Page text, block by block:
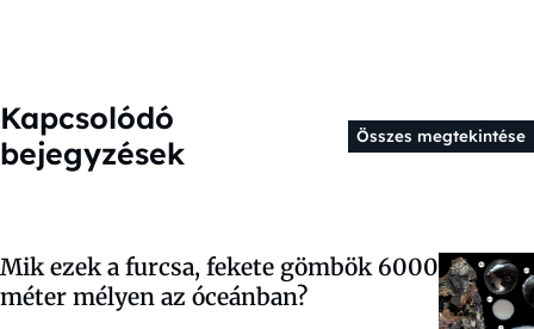
Kapcsolódó
bejegyzések
Összes megtekintése
Mik ezek a furcsa, fekete gömbök 6000
méter mélyen az óceánban?